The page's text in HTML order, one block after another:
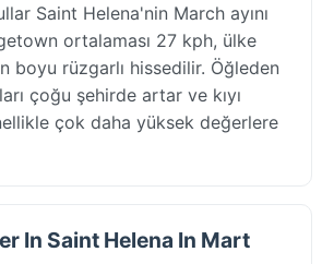
Saint Helena'nin March ayını
ortalaması 27 kph, ülke
boyu rüzgarlı hissedilir. Öğleden
çoğu şehirde artar ve kıyı
çok daha yüksek değerlere
In Saint Helena In Mart